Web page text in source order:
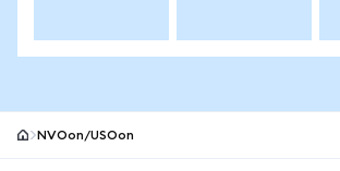
NVOon/USOon